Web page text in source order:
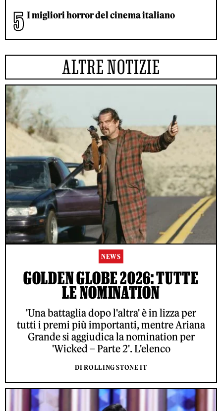
I migliori horror del cinema italiano
ALTRE NOTIZIE
NEWS
GOLDEN GLOBE 2026: TUTTE
LE NOMINATION
'Una battaglia dopo l'altra' è in lizza per
tutti i premi più importanti, mentre Ariana
Grande si aggiudica la nomination per
'Wicked – Parte 2'. L'elenco
DI ROLLING STONE IT